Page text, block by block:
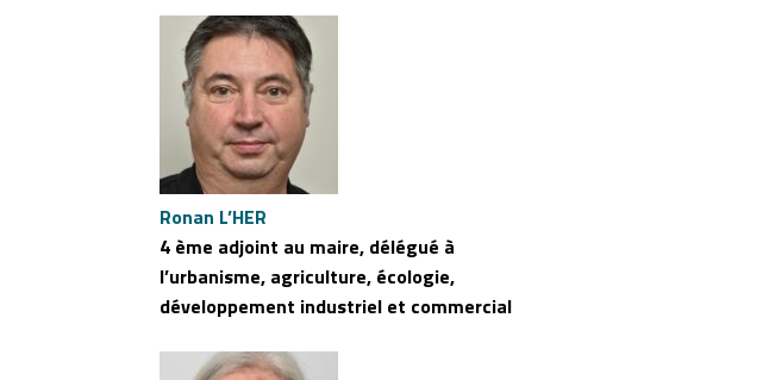
Ronan L’HER
4 ème adjoint au maire, délégué à
l’urbanisme, agriculture, écologie,
développement industriel et commercial